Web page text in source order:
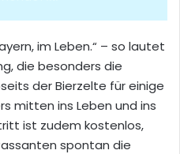
im Leben.“ – so lautet
die besonders die
der Bierzelte für einige
mitten ins Leben und ins
ist zudem kostenlos,
spontan die